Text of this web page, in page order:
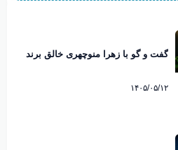
گفت و گو با زهرا منوچهری خالق برند
۱۴۰۵/۰۵/۱۲